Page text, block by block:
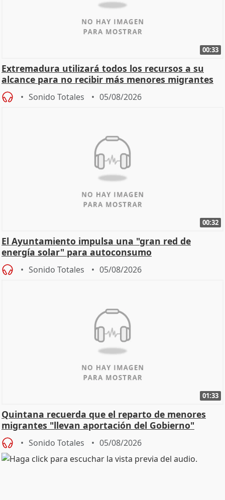
00:33
Extremadura utilizará todos los recursos a su
alcance para no recibir más menores migrantes
Sonido Totales 05/08/2026
00:32
El Ayuntamiento impulsa una "gran red de
energía solar" para autoconsumo
Sonido Totales 05/08/2026
01:33
Quintana recuerda que el reparto de menores
migrantes "llevan aportación del Gobierno"
central
Sonido Totales 05/08/2026